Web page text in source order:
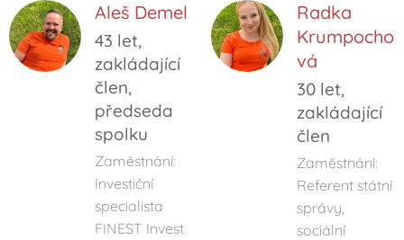
Aleš Demel
43 let,
zakládající
člen,
předseda
spolku
Zaměstnání:
Investiční
specialista
FINEST Invest
Radka
Krumpocho
vá
30 let,
zakládající
člen
Zaměstnání:
Referent státní
správy,
sociální